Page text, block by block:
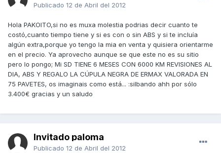
Publicado 12 de Abril del 2012
Hola PAKOITO,si no es muxa molestia podrias decir cuanto te
costó,cuanto tiempo tiene y si es con o sin ABS y si te incluía
algún extra,porque yo tengo la mia en venta y quisiera orientarme
en el precio. Ya aprovecho aunque se que este no es su sitio
pero lo pongo; Mi SD TIENE 6 MESES CON 6000 KM REVISIONES AL
DIA, ABS Y REGALO LA CÚPULA NEGRA DE ERMAX VALORADA EN
75 PAVETES, os imaginais como está... :silbando ahh por sólo
3.400€ gracias y un saludo
Invitado paloma
Publicado 12 de Abril del 2012